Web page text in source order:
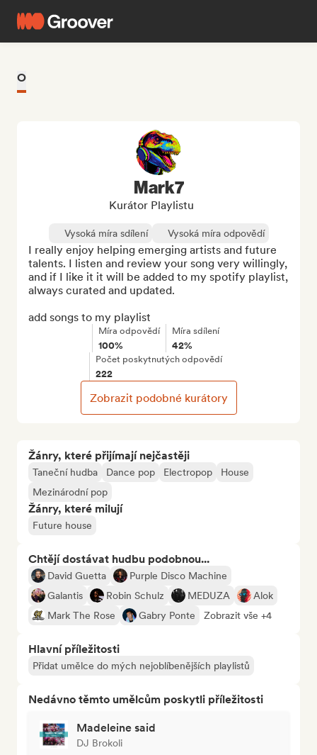
O
Žánry, které přijímají nejčastěji
Taneční hudba Dance pop Electropop
House
Mezinárodní pop
Žánry, které milují
Future house
Chtějí dostávat hudbu podobnou...
David Guetta
Purple Disco Machine
Galantis
Robin Schulz MEDUZA
Alok
Mark The Rose
Gabry Ponte Zobrazit vše +4
Hlavní příležitosti
Přidat umělce do mých nejoblíbenějších playlistů
Nedávno těmto umělcům poskytli příležitosti
Madeleine said
DJ Brokoli
Mark7
Kurátor Playlistu
Vysoká míra sdílení Vysoká míra odpovědí
I really enjoy helping emerging artists and future
talents. I listen and review your song very willingly,
and if I like it it will be added to my spotify playlist,
always curated and updated.
add songs to my playlist
Míra odpovědí
100%
Míra sdílení
42%
Počet poskytnutých odpovědí
222
Zobrazit podobné kurátory